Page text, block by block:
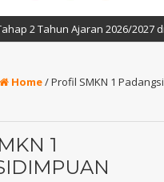
Tahun Ajaran 2026/2027
Home/Profil SMKN 1
1